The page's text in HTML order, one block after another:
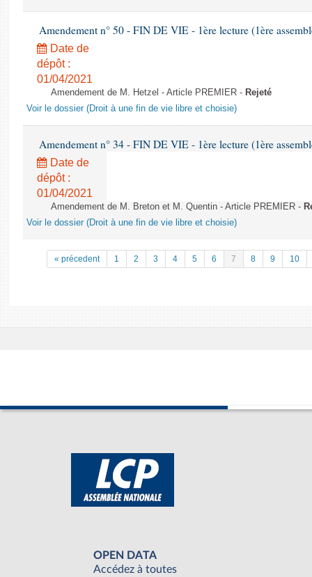
Amendement n° 50 - FIN DE VIE - 1ère lecture (1ère
Date de
dépôt :
01/04/2021
Amendement de M. Hetzel - Article PREMIER - Rejeté
Voir le dossier (Droit à une fin de vie libre et choisie)
Amendement n° 34 - FIN DE VIE - 1ère lecture (1ère
Date de
dépôt :
01/04/2021
Amendement de M. Breton et M. Quentin - Article PREMIER -
Voir le dossier (Droit à une fin de vie libre et choisie)
« précedent 1 2 3 4 5 6 7 8 9 10
OPEN DATA
Accédez à toutes